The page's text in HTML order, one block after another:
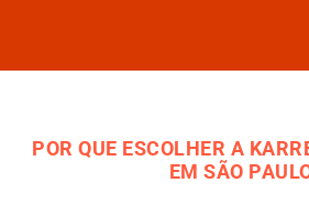
POR QUE ESCOLHER A
EM SÃO